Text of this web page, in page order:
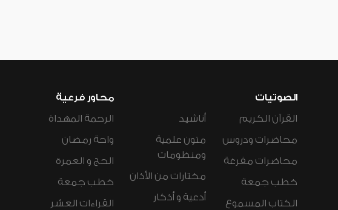
الصوتيات
القرآن الكريم
محاضرات ودروس
محاضرات مفرغة
خطب جمعة
الكتاب المسموع
أناشيد
متون علمية
ومنظومات
مختارات من الأذان
أدعية و أذكار
محاور فرعية
الرحمة المهداة
واحة رمضان
الحج و العمرة
خطب جمعة
القراءات العشر